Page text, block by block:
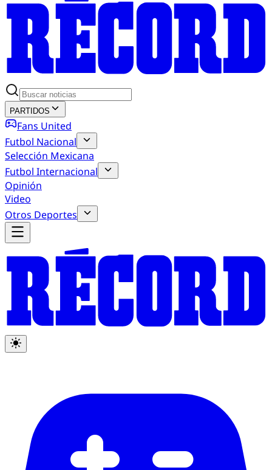
PARTIDOS
Fans United
Futbol Nacional
Selección Mexicana
Futbol Internacional
Opinión
Video
Otros Deportes